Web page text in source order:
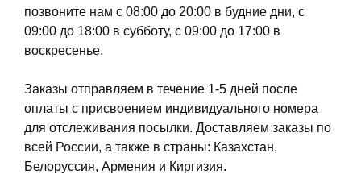
позвоните нам с 08:00 до 20:00 в будние дни, с
09:00 до 18:00 в субботу, с 09:00 до 17:00 в
воскресенье.
Заказы отправляем в течение 1-5 дней после
оплаты с присвоением индивидуального номера
для отслеживания посылки. Доставляем заказы по
всей России, а также в страны: Казахстан,
Белоруссия, Армения и Киргизия.